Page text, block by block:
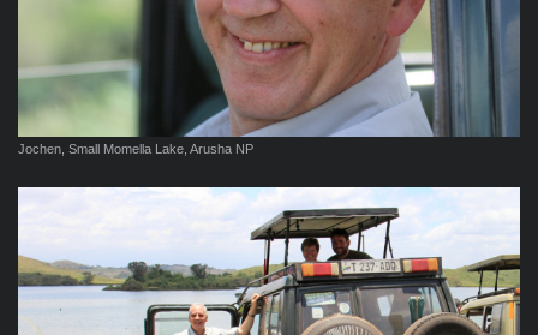
Jochen, Small Momella Lake, Arusha NP